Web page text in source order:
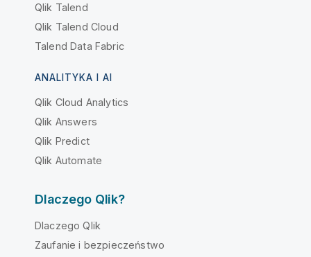
Qlik Talend
Qlik Talend Cloud
Talend Data Fabric
ANALITYKA I AI
Qlik Cloud Analytics
Qlik Answers
Qlik Predict
Qlik Automate
Dlaczego Qlik?
Dlaczego Qlik
Zaufanie i bezpieczeństwo